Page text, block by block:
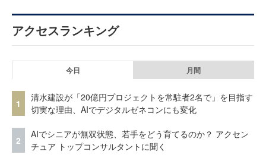
アクセスランキング
今日 月間
1
清水建設が「20億円プロジェクトを常駐者2名で」を目指す
切実な理由、AIでデジタルゼネコンにも変化
2
AIでシニアが無双状態、若手をどう育てるのか？ アクセン
チュア トップコンサルタントに聞く